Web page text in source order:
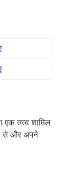
एक तत्व शामिल
से और अपने